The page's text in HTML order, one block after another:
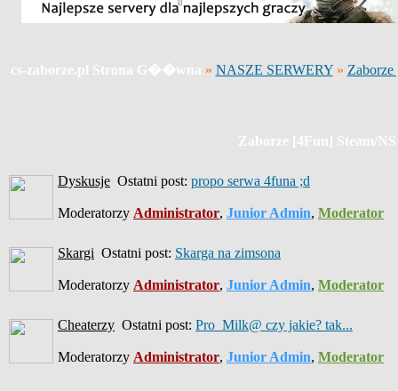
cs-zaborze.pl Strona G��wna » NASZE SERWERY» Zaborze
Zaborze [4Fun] Steam/NS
Dyskusje Ostatni post: propo serwa 4funa ;d
Moderatorzy Administrator, Junior Admin, Moderator
Skargi Ostatni post: Skarga na zimsona
Moderatorzy Administrator, Junior Admin, Moderator
Cheaterzy Ostatni post: Pro_Milk@ czy jakie? tak...
Moderatorzy Administrator, Junior Admin, Moderator